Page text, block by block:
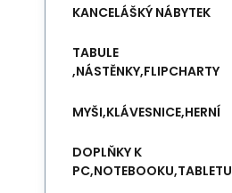
KANCELÁŠKÝ NÁBYTEK
TABULE
,NÁSTĚNKY,FLIPCHARTY
MYŠI,KLÁVESNICE,HERNÍ
DOPLŇKY K
PC,NOTEBOOKU,TABLETU